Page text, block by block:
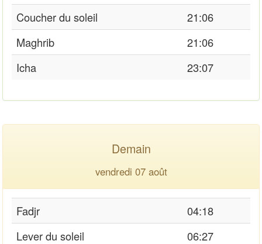
Coucher du soleil
21:06
Maghrib
21:06
Icha
23:07
Demain
vendredi 07 août
Fadjr
04:18
Lever du soleil
06:27